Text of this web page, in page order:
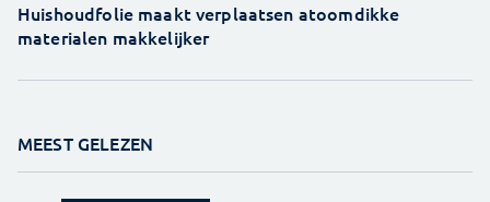
Huishoudfolie maakt verplaatsen atoomdikke
materialen makkelijker
MEEST GELEZEN